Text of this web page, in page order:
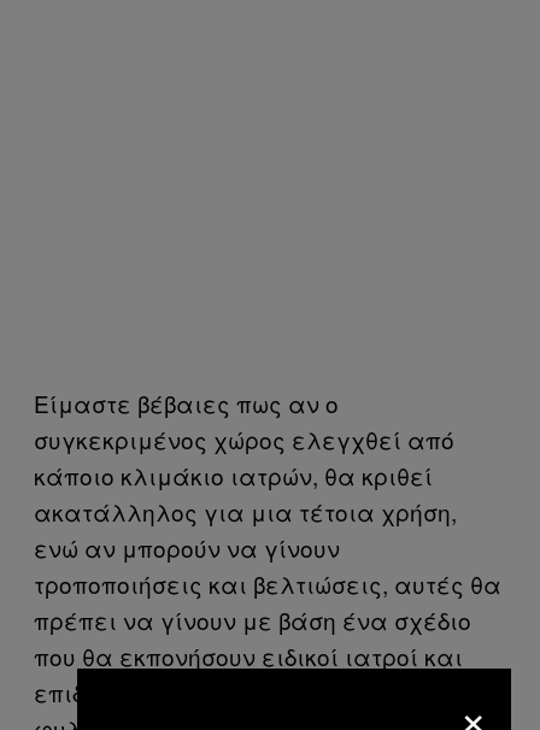
Είμαστε βέβαιες πως αν ο
συγκεκριμένος χώρος ελεγχθεί από
κάποιο κλιμάκιο ιατρών, θα κριθεί
ακατάλληλος για μια τέτοια χρήση,
ενώ αν μπορούν να γίνουν
τροποποιήσεις και βελτιώσεις, αυτές θα
πρέπει να γίνουν με βάση ένα σχέδιο
που θα εκπονήσουν ειδικοί ιατροί και
επιδημιολόγοι και όχι υπάλληλοι των ×